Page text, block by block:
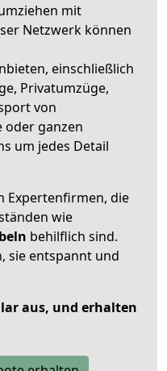
mit
Netzwerk können
einschließlich
Privatumzüge,
von
oder ganzen
um jedes Detail
Expertenfirmen, die
wie
behilflich sind.
sie entspannt und
aus, und erhalten